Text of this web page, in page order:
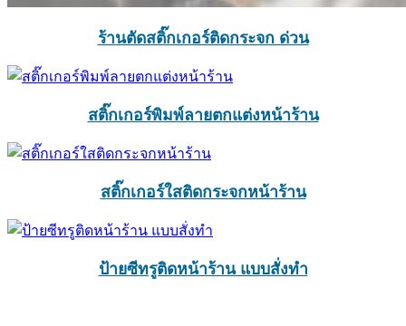
ร้านตัดสติ๊กเกอร์ติดกระจก ด่วน
สติ๊กเกอร์พิมพ์ลายตกแต่งหน้าร้าน
สติ๊กเกอร์ใสติดกระจกหน้าร้าน
ป้ายซีทรูติดหน้าร้าน แบบสั่งทำ